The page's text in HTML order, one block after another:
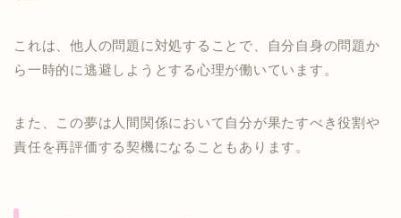
これは、他人の問題に対処することで、自分自身の問題か
ら一時的に逃避しようとする心理が働いています。
また、この夢は人間関係において自分が果たすべき役割や
責任を再評価する契機になることもあります。